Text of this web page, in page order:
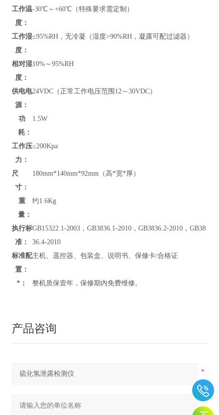
工作温
度：
-30℃～+60℃（特殊要求需定制）
工作湿
度：
≤95%RH，无冷凝（湿度>90%RH，凝露可配过滤器）
相对湿
度：
10%～95%RH
供电电
源：
24VDC（正常工作电压范围12～30VDC）
功
耗：
1.5W
工作压
力：
≤200Kpa
尺
寸：
180mm*140mm*92mm（高*宽*厚）
重
量：
约1.6Kg
执行标
准：
GB15322.1-2003，GB3836.1-2010，GB3836.2-2010，GB38
36.4-2010
标准配
置：
主机、遥控器、包装盒、说明书、保修卡/合格证
*： 整机质保壹年，保修期内免费维修。
产品咨询